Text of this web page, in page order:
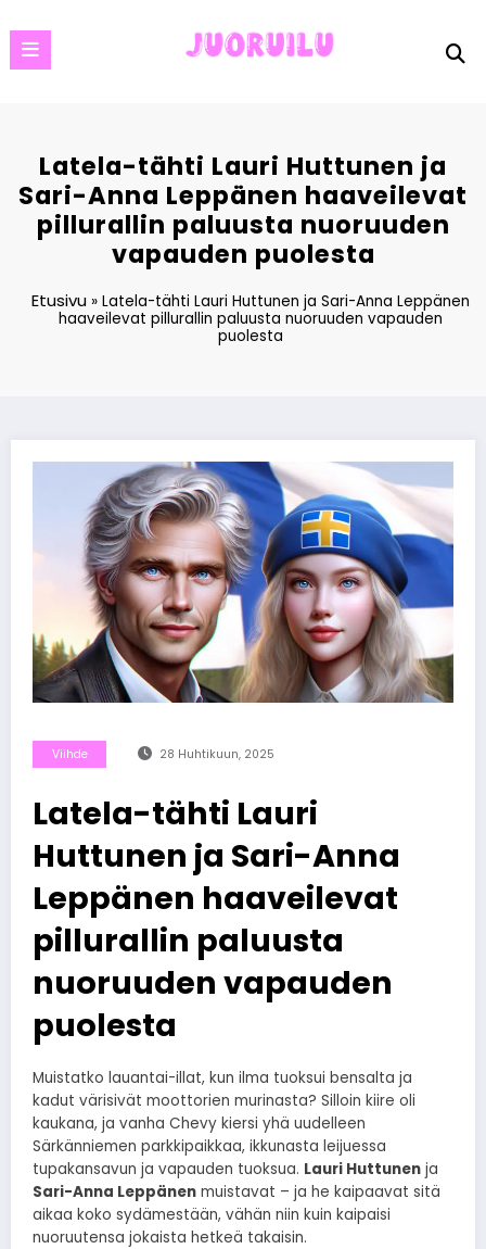
to
content
Latela-tähti Lauri Huttunen ja
Sari-Anna Leppänen haaveilevat
pillurallin paluusta nuoruuden
vapauden puolesta
Etusivu» Latela-tähti Lauri Huttunen ja Sari-Anna Leppänen
haaveilevat pillurallin paluusta nuoruuden vapauden
puolesta
Viihde 28 Huhtikuun, 2025
Latela-tähti Lauri
Huttunen ja Sari-Anna
Leppänen haaveilevat
pillurallin paluusta
nuoruuden vapauden
puolesta
Muistatko lauantai-illat, kun ilma tuoksui bensalta ja
kadut värisivät moottorien murinasta? Silloin kiire oli
kaukana, ja vanha Chevy kiersi yhä uudelleen
Särkänniemen parkkipaikkaa, ikkunasta leijuessa
tupakansavun ja vapauden tuoksua. Lauri Huttunen ja
Sari-Anna Leppänen muistavat – ja he kaipaavat sitä
aikaa koko sydämestään, vähän niin kuin kaipaisi
nuoruutensa jokaista hetkeä takaisin.